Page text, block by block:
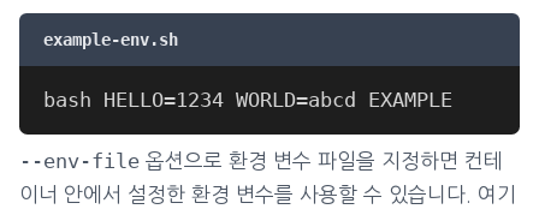
example-env.sh
--env-file 옵션으로 환경 변수 파일을 지정하면 컨테
이너 안에서 설정한 환경 변수를 사용할 수 있습니다. 여기